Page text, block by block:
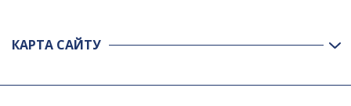
КАРТА САЙТУ